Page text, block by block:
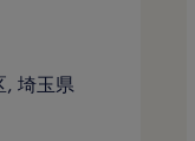
, 埼玉県